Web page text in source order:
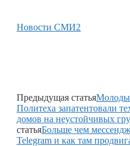
Новости СМИ2
Предыдущая статья
Политеха запатентовали
домов на неустойчивых
статьяБольше чем
Telegram и как там